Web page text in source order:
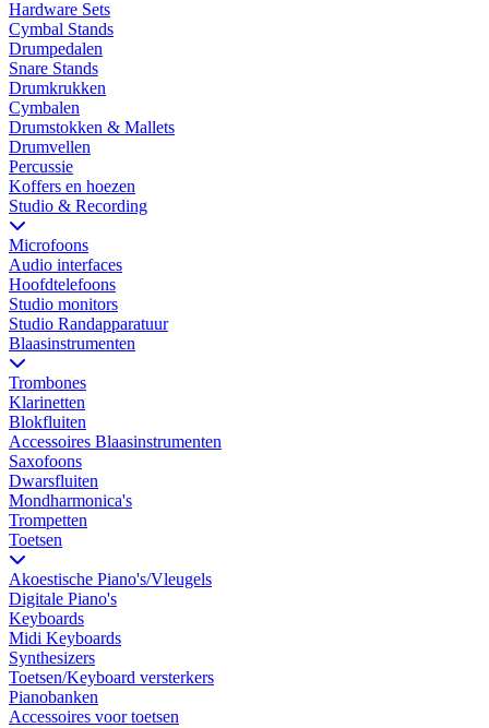
Hardware Sets
Cymbal Stands
Drumpedalen
Snare Stands
Drumkrukken
Cymbalen
Drumstokken & Mallets
Drumvellen
Percussie
Koffers en hoezen
Studio & Recording
Microfoons
Audio interfaces
Hoofdtelefoons
Studio monitors
Studio Randapparatuur
Blaasinstrumenten
Trombones
Klarinetten
Blokfluiten
Accessoires Blaasinstrumenten
Saxofoons
Dwarsfluiten
Mondharmonica's
Trompetten
Toetsen
Akoestische Piano's/Vleugels
Digitale Piano's
Keyboards
Midi Keyboards
Synthesizers
Toetsen/Keyboard versterkers
Pianobanken
Accessoires voor toetsen